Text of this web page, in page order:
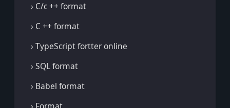
› C/c ++ format
› C ++ format
› TypeScript fortter online
› SQL format
› Babel format